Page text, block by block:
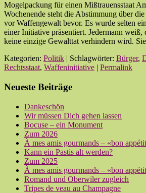
Mogelpackung für einen Mißtrauensstaat
Wochenende steht die Abstimmung über
vor Waffengewalt bevor. Es wurde selten
einer Initiative präsentiert. Jedermann weiß,
keine einzige Gewalttat verhindern wird.
Kategorien: Politik | Schlagwörter: Bürger,
Rechtsstaat, Waffeninitiative Permalink
Neueste Beiträge
Dankeschön
Wir müssen Dich gehen lassen
Bocuse – ein Monument
Zum 2026
À mes amis gourmands – «bon
Kann ein Pastis alt werden?
Zum 2025
À mes amis gourmands – «bon
Romand und Oberwiler zugleich
Tripes de veau au Champagne